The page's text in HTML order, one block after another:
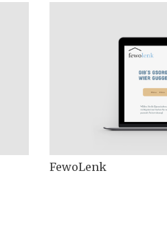
FewoLenk